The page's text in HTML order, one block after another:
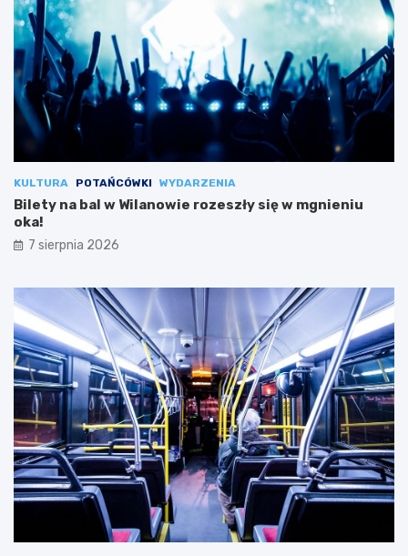
KULTURA POTAŃCÓWKI WYDARZENIA
Bilety na bal w Wilanowie rozeszły się w mgnieniu
oka!
7 sierpnia 2026